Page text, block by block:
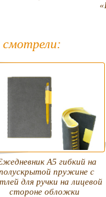
А5 гибкий на
пружине с
для ручки на лицевой
стороне обложки